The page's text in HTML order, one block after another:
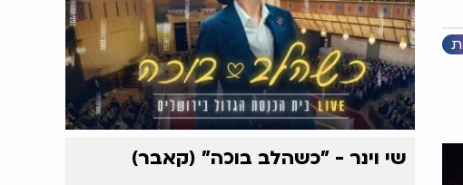
שי וינר - "כשהלב בוכה" (קאבר)